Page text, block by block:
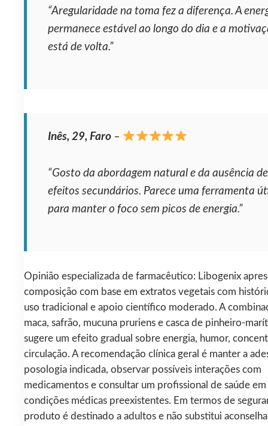
“Aregularidade na toma fez a diferença. A
permanece estável ao longo do dia e a
está de volta.”
Inês, 29, Faro –
“Gosto da abordagem natural e da ausência de
efeitos secundários. Parece uma ferramenta
para manter o foco sem picos de energia.”
Opinião especializada de farmacêutico: Libogenix
composição com base em extratos vegetais com
uso tradicional e apoio científico moderado. A
maca, safrão, mucuna pruriens e casca de pinheiro-
sugere um efeito gradual sobre energia, humor,
circulação. A recomendação clínica geral é manter a
posologia indicada, observar possíveis interações com
medicamentos e consultar um profissional de saúde em
condições médicas preexistentes. Em termos de
produto é destinado a adultos e não substitui